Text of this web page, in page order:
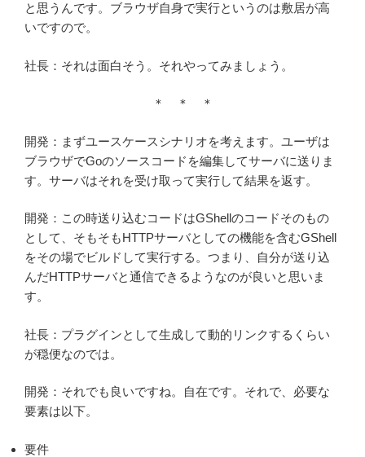
と思うんです。ブラウザ自身で実行というのは敷居が高
いですので。
社長：それは面白そう。それやってみましょう。
＊ ＊ ＊
開発：まずユースケースシナリオを考えます。ユーザは
ブラウザでGoのソースコードを編集してサーバに送りま
す。サーバはそれを受け取って実行して結果を返す。
開発：この時送り込むコードはGShellのコードそのもの
として、そもそもHTTPサーバとしての機能を含むGShell
をその場でビルドして実行する。つまり、自分が送り込
んだHTTPサーバと通信できるようなのが良いと思いま
す。
社長：プラグインとして生成して動的リンクするくらい
が穏便なのでは。
開発：それでも良いですね。自在です。それで、必要な
要素は以下。
要件